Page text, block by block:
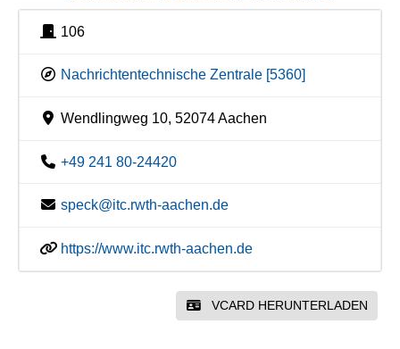
106
Nachrichtentechnische Zentrale [5360]
Wendlingweg 10, 52074 Aachen
+49 241 80-24420
speck@itc.rwth-aachen.de
https://www.itc.rwth-aachen.de
VCARD HERUNTERLADEN